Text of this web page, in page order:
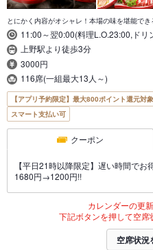
とにかく内容がオシャレ！本場の味を堪能でき
11:00～翌0:00(料理L.O.23:00,ドリ
上野駅より徒歩3分
3000円
116席(一組最大13人～)
【アプリ予約限定】最大800ポイント還元対
スマート支払い可
クーポン
【平日21時以降限定】遅い時間で
1680円→1200円!!
カレンダーの更
下記ボタンを押して空席
空席状況